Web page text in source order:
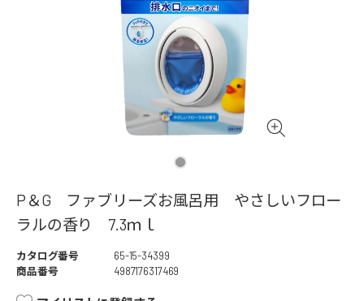
P＆G ファブリーズお風呂用 やさしいフロー
ラルの香り 7.3ｍｌ
カタログ番号
65-15-34399
商品番号
4987176317469